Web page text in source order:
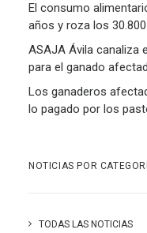
El consumo
años y roza los
ASAJA Ávila canaliza
para el ganado
Los ganaderos
lo pagado por los
NOTICIAS POR
TODAS LAS NOTICIAS